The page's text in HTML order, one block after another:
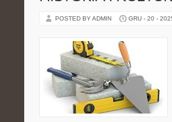
POSTED BY ADMIN GRU - 20 -